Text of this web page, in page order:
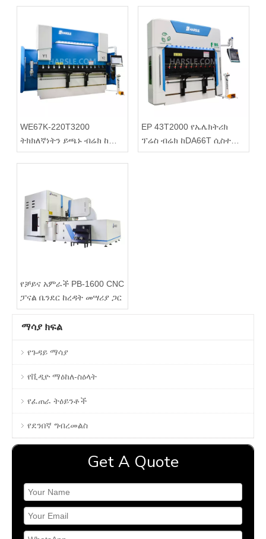
WE67K-220T3200
ትክክለኛነትን ይጫኑ ብሬክ ከ
DELEM DA69S መቆጣጠሪያ
EP 43T2000 የኤሌክትሪክ
ፕሬስ ብሬክ ከDA66T ሲስተም
ጋር የታጠቁ
የቻይና አምራች PB-1600 CNC
ፓናል ቤንደር ከረዳት መሣሪያ ጋር
ማሳያ ክፍል
የጉዳይ ማሳያ
የቪዲዮ ማዕከለ-ስዕላት
የፈጠራ ትዕይንቶች
የደንበኛ ግብረመልስ
Get A Quote